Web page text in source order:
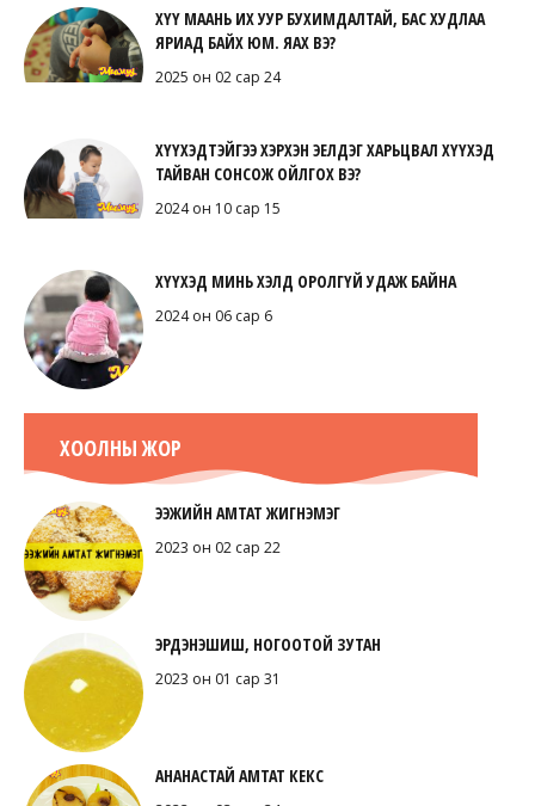
ХҮҮ МААНЬ ИХ УУР БУХИМДАЛТАЙ, БАС ХУДЛАА
ЯРИАД БАЙХ ЮМ. ЯАХ ВЭ?
2025 он 02 сар 24
ХҮҮХЭДТЭЙГЭЭ ХЭРХЭН ЭЕЛДЭГ ХАРЬЦВАЛ ХҮҮХЭД
ТАЙВАН СОНСОЖ ОЙЛГОХ ВЭ?
2024 он 10 сар 15
ХҮҮХЭД МИНЬ ХЭЛД ОРОЛГҮЙ УДАЖ БАЙНА
2024 он 06 сар 6
ХООЛНЫ ЖОР
ЭЭЖИЙН АМТАТ ЖИГНЭМЭГ
2023 он 02 сар 22
ЭРДЭНЭШИШ, НОГООТОЙ ЗУТАН
2023 он 01 сар 31
АНАНАСТАЙ АМТАТ КЕКС